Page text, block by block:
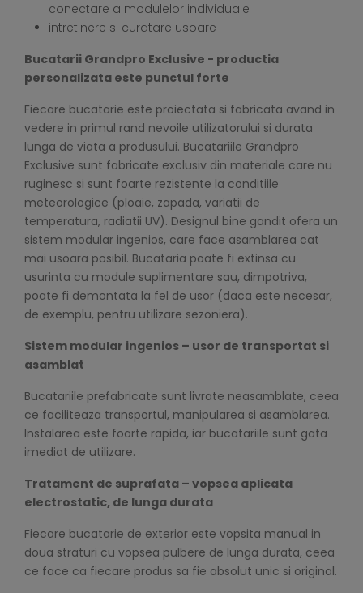
conectare a modulelor individuale
intretinere si curatare usoare
Bucatarii Grandpro Exclusive - productia
personalizata este punctul forte
Fiecare bucatarie este proiectata si fabricata avand in
vedere in primul rand nevoile utilizatorului si durata
lunga de viata a produsului. Bucatariile Grandpro
Exclusive sunt fabricate exclusiv din materiale care nu
ruginesc si sunt foarte rezistente la conditiile
meteorologice (ploaie, zapada, variatii de
temperatura, radiatii UV). Designul bine gandit ofera un
sistem modular ingenios, care face asamblarea cat
mai usoara posibil. Bucataria poate fi extinsa cu
usurinta cu module suplimentare sau, dimpotriva,
poate fi demontata la fel de usor (daca este necesar,
de exemplu, pentru utilizare sezoniera).
Sistem modular ingenios – usor de transportat si
asamblat
Bucatariile prefabricate sunt livrate neasamblate, ceea
ce faciliteaza transportul, manipularea si asamblarea.
Instalarea este foarte rapida, iar bucatariile sunt gata
imediat de utilizare.
Tratament de suprafata – vopsea aplicata
electrostatic, de lunga durata
Fiecare bucatarie de exterior este vopsita manual in
doua straturi cu vopsea pulbere de lunga durata, ceea
ce face ca fiecare produs sa fie absolut unic si original.